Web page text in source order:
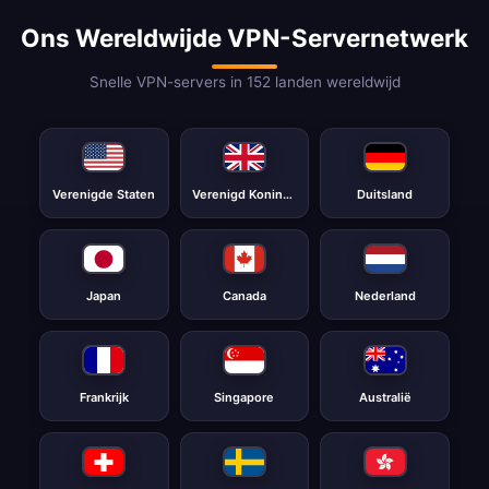
Ons Wereldwijde VPN-Servernetwerk
Snelle VPN-servers in 152 landen wereldwijd
Verenigde Staten Verenigd Koninkrijk Duitsland
Japan Canada Nederland
Frankrijk Singapore Australië